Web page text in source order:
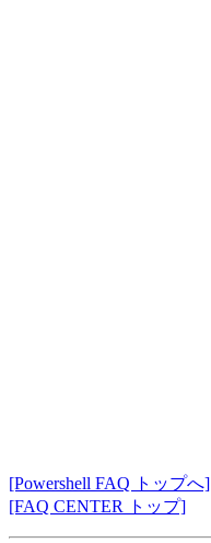
[Powershell FAQ トップへ]
[FAQ CENTER トップ]